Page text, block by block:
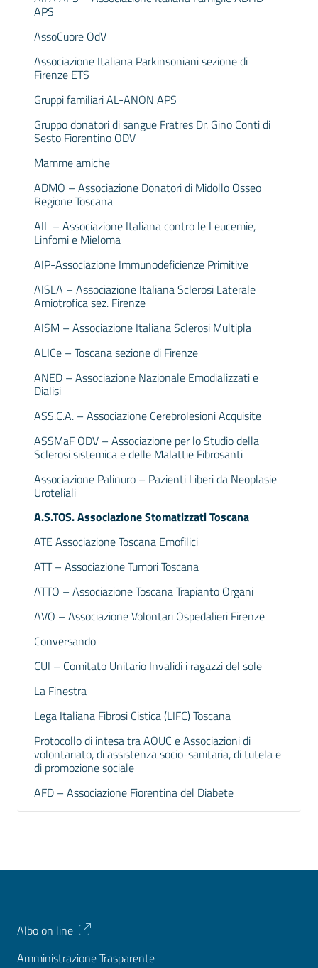
APS
AssoCuore OdV
Associazione Italiana Parkinsoniani sezione di
Firenze ETS
Gruppi familiari AL-ANON APS
Gruppo donatori di sangue Fratres Dr. Gino Conti di
Sesto Fiorentino ODV
Mamme amiche
ADMO – Associazione Donatori di Midollo Osseo
Regione Toscana
AIL – Associazione Italiana contro le Leucemie,
Linfomi e Mieloma
AIP-Associazione Immunodeficienze Primitive
AISLA – Associazione Italiana Sclerosi Laterale
Amiotrofica sez. Firenze
AISM – Associazione Italiana Sclerosi Multipla
ALICe – Toscana sezione di Firenze
ANED – Associazione Nazionale Emodializzati e
Dialisi
ASS.C.A. – Associazione Cerebrolesioni Acquisite
ASSMaF ODV – Associazione per lo Studio della
Sclerosi sistemica e delle Malattie Fibrosanti
Associazione Palinuro – Pazienti Liberi da Neoplasie
Uroteliali
A.S.TOS. Associazione Stomatizzati Toscana
ATE Associazione Toscana Emofilici
ATT – Associazione Tumori Toscana
ATTO – Associazione Toscana Trapianto Organi
AVO – Associazione Volontari Ospedalieri Firenze
Conversando
CUI – Comitato Unitario Invalidi i ragazzi del sole
La Finestra
Lega Italiana Fibrosi Cistica (LIFC) Toscana
Protocollo di intesa tra AOUC e Associazioni di
volontariato, di assistenza socio-sanitaria, di tutela e
di promozione sociale
AFD – Associazione Fiorentina del Diabete
Albo on line
Amministrazione Trasparente